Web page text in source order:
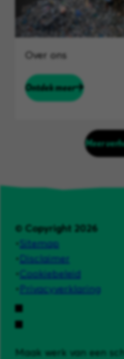
Over ons
Ontdek meer
Meer
© Copyright 2026
Sitemap
Disclaimer
Cookiebeleid
Privacyverklaring
Maak werk van een